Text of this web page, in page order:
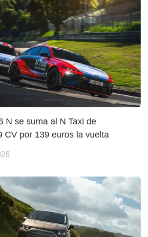
N se suma al N Taxi de
CV por 139 euros la vuelta